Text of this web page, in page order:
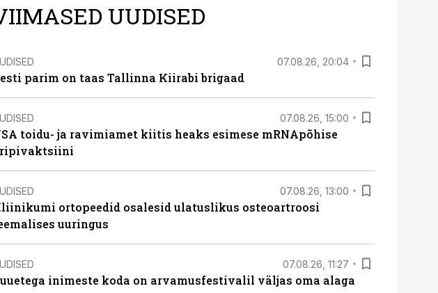
UUDISED
07.08.26, 20:04
parim on taas Tallinna Kiirabi brigaad
07.08.26, 15:00
toidu- ja ravimiamet kiitis heaks esimese mRNApõhise
07.08.26, 13:00
ortopeedid osalesid ulatuslikus osteoartroosi
uuringus
07.08.26, 11:27
inimeste koda on arvamusfestivalil väljas oma alaga